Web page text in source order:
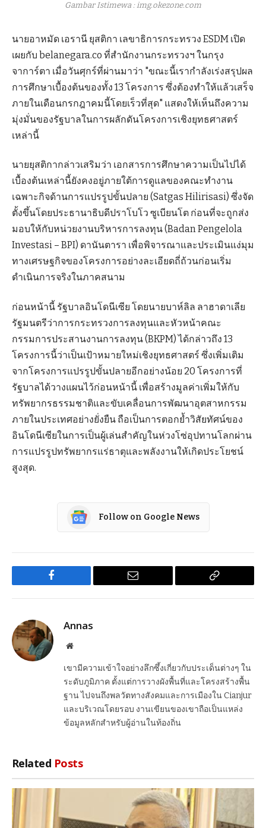
Gambar Istimewa : img.okezone.com
นายอาหมัด เอรานี ยุสติกา เลขาธิการกระทรวง ESDM เปิด
เผยกับ belanegara.co ที่สำนักงานกระทรวงฯ ในกรุง
จาการ์ตา เมื่อวันศุกร์ที่ผ่านมาว่า "ขณะนี้เรากำลังเร่งสรุปผล
การศึกษาเบื้องต้นของทั้ง 13 โครงการ ซึ่งต้องทำให้แล้วเสร็จ
ภายในเดือนกรกฎาคมนี้โดยเร็วที่สุด" แสดงให้เห็นถึงความ
มุ่งมั่นของรัฐบาลในการผลักดันโครงการเชิงยุทธศาสตร์
เหล่านี้
นายยุสติกากล่าวเสริมว่า เอกสารการศึกษาความเป็นไปได้
เบื้องต้นเหล่านี้ยังคงอยู่ภายใต้การดูแลของคณะทำงาน
เฉพาะกิจด้านการแปรรูปขั้นปลาย (Satgas Hilirisasi) ซึ่งจัด
ตั้งขึ้นโดยประธานาธิบดีปราโบโว ซูเบียนโต ก่อนที่จะถูกส่ง
มอบให้กับหน่วยงานบริหารการลงทุน (Badan Pengelola
Investasi – BPI) ดานันตารา เพื่อพิจารณาและประเมินแง่มุม
ทางเศรษฐกิจของโครงการอย่างละเอียดถี่ถ้วนก่อนเริ่ม
ดำเนินการจริงในภาคสนาม
ก่อนหน้านี้ รัฐบาลอินโดนีเซีย โดยนายบาห์ลิล ลาฮาดาเลีย
รัฐมนตรีว่าการกระทรวงการลงทุนและหัวหน้าคณะ
กรรมการประสานงานการลงทุน (BKPM) ได้กล่าวถึง 13
โครงการนี้ว่าเป็นเป้าหมายใหม่เชิงยุทธศาสตร์ ซึ่งเพิ่มเติม
จากโครงการแปรรูปขั้นปลายอีกอย่างน้อย 20 โครงการที่
รัฐบาลได้วางแผนไว้ก่อนหน้านี้ เพื่อสร้างมูลค่าเพิ่มให้กับ
ทรัพยากรธรรมชาติและขับเคลื่อนการพัฒนาอุตสาหกรรม
ภายในประเทศอย่างยั่งยืน ถือเป็นการตอกย้ำวิสัยทัศน์ของ
อินโดนีเซียในการเป็นผู้เล่นสำคัญในห่วงโซ่อุปทานโลกผ่าน
การแปรรูปทรัพยากรแร่ธาตุและพลังงานให้เกิดประโยชน์
สูงสุด.
Follow on Google News
Facebook Email
Copy
Annas
Website
เขามีความเข้าใจอย่างลึกซึ้งเกี่ยวกับประเด็นต่างๆ ใน
ระดับภูมิภาค ตั้งแต่การวางผังพื้นที่และโครงสร้างพื้น
ฐาน ไปจนถึงพลวัตทางสังคมและการเมืองใน Cianjur
และบริเวณโดยรอบ งานเขียนของเขาถือเป็นแหล่ง
ข้อมูลหลักสำหรับผู้อ่านในท้องถิ่น
Related Posts